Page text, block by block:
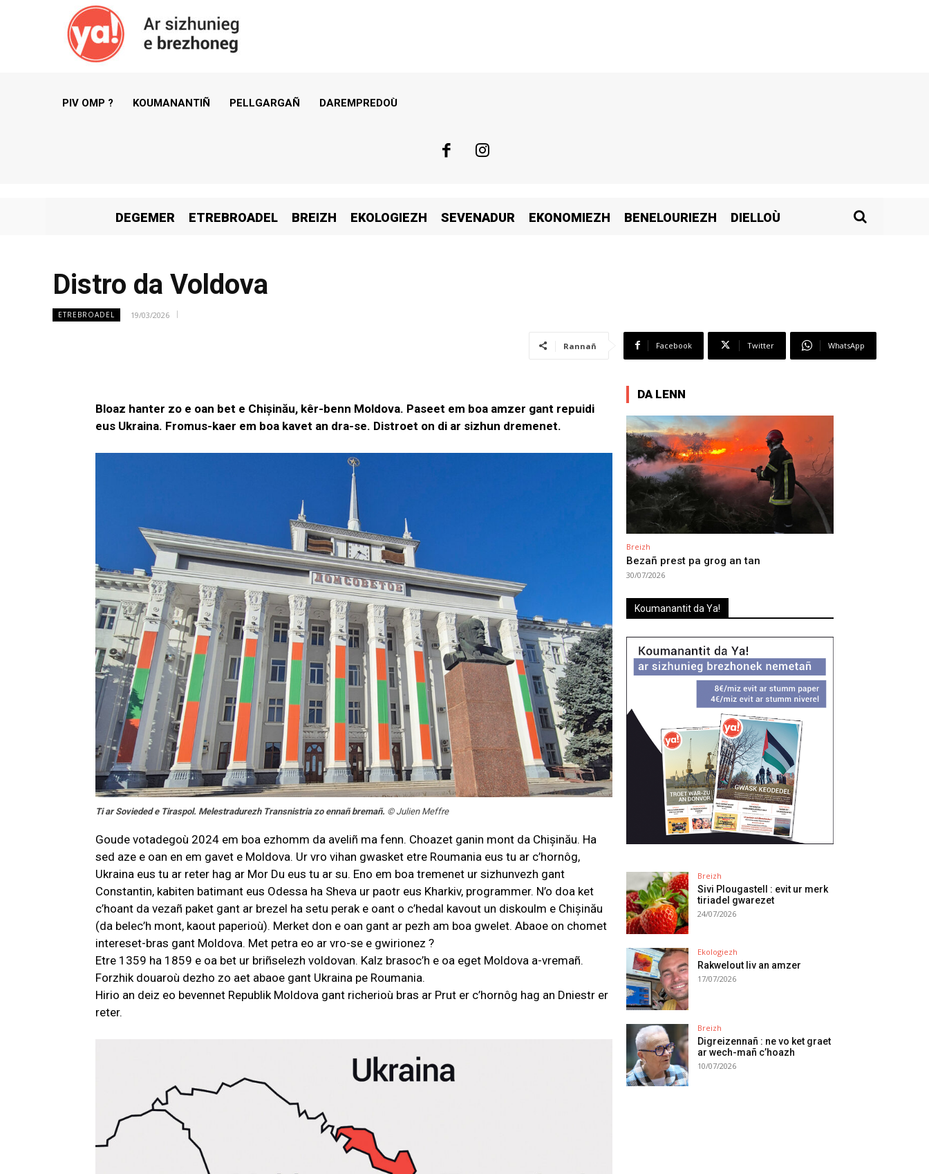
PIV OMP ? KOUMANANTIÑ PELLGARGAÑ DAREMPREDOÙ
DEGEMER ETREBROADEL BREIZH EKOLOGIEZH SEVENADUR EKONOMIEZH BENELOURIEZH DIELLOÙ
Distro da Voldova
ETREBROADEL 19/03/2026
Rannañ Facebook Twitter WhatsApp
Bloaz hanter zo e oan bet e Chișinău, kêr-benn Moldova. Paseet em boa amzer gant repuidi
eus Ukraina. Fromus-kaer em boa kavet an dra-se. Distroet on di ar sizhun dremenet.
Ti ar Sovieded e Tiraspol. Melestradurezh Transnistria zo ennañ bremañ. © Julien Meffre
Goude votadegoù 2024 em boa ezhomm da aveliñ ma fenn. Choazet ganin mont da Chișinău. Ha
sed aze e oan en em gavet e Moldova. Ur vro vihan gwasket etre Roumania eus tu ar c’hornôg,
Ukraina eus tu ar reter hag ar Mor Du eus tu ar su. Eno em boa tremenet ur sizhunvezh gant
Constantin, kabiten batimant eus Odessa ha Sheva ur paotr eus Kharkiv, programmer. N’o doa ket
c’hoant da vezañ paket gant ar brezel ha setu perak e oant o c’hedal kavout un diskoulm e Chișinău
(da belec’h mont, kaout paperioù). Merket don e oan gant ar pezh am boa gwelet. Abaoe on chomet
intereset-bras gant Moldova. Met petra eo ar vro-se e gwirionez ?
Etre 1359 ha 1859 e oa bet ur briñselezh voldovan. Kalz brasoc’h e oa eget Moldova a-vremañ.
Forzhik douaroù dezho zo aet abaoe gant Ukraina pe Roumania.
Hirio an deiz eo bevennet Republik Moldova gant richerioù bras ar Prut er c’hornôg hag an Dniestr er
reter.
DA LENN
Breizh
Bezañ prest pa grog an tan
30/07/2026
Koumanantit da Ya!
Breizh
Sivi Plougastell : evit ur merk
tiriadel gwarezet
24/07/2026
Ekologiezh
Rakwelout liv an amzer
17/07/2026
Breizh
Digreizennañ : ne vo ket graet
ar wech-mañ c’hoazh
10/07/2026